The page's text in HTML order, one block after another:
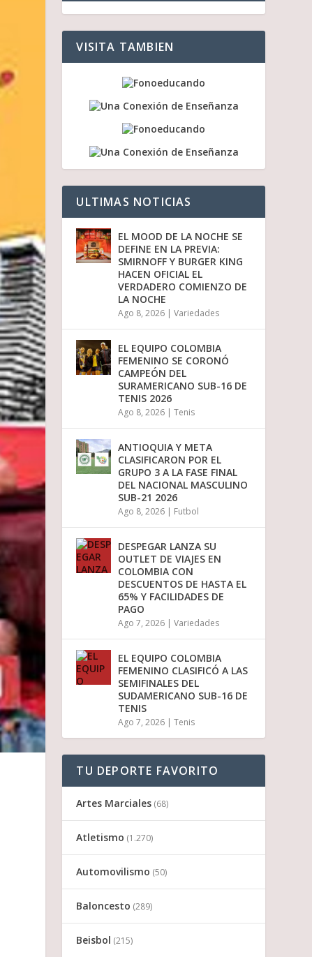
a
a
f
l
a
a
r
b
a
b
a
j
p
m
e
n
i
m
i
u
e
l
o
VISITA TAMBIEN
ULTIMAS NOTICIAS
EL MOOD DE LA NOCHE SE
DEFINE EN LA PREVIA:
SMIRNOFF Y BURGER KING
HACEN OFICIAL EL
VERDADERO COMIENZO DE
LA NOCHE
Ago 8, 2026 |Variedades
EL EQUIPO COLOMBIA
FEMENINO SE CORONÓ
CAMPEÓN DEL
SURAMERICANO SUB-16 DE
TENIS 2026
Ago 8, 2026 |Tenis
ANTIOQUIA Y META
CLASIFICARON POR EL
GRUPO 3 A LA FASE FINAL
DEL NACIONAL MASCULINO
SUB-21 2026
Ago 8, 2026 | Futbol
DESPEGAR LANZA SU
OUTLET DE VIAJES EN
COLOMBIA CON
DESCUENTOS DE HASTA EL
65% Y FACILIDADES DE
PAGO
Ago 7, 2026 |Variedades
EL EQUIPO COLOMBIA
FEMENINO CLASIFICÓ A LAS
SEMIFINALES DEL
SUDAMERICANO SUB-16 DE
TENIS
Ago 7, 2026 |Tenis
TU DEPORTE FAVORITO
Artes Marciales (68)
Atletismo (1.270)
Automovilismo (50)
Baloncesto (289)
Beisbol (215)